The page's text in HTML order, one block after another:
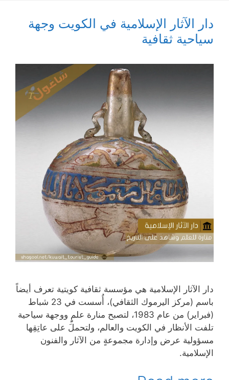
دار الآثار الإسلامية في الكويت وجهة
سياحية ثقافية
دار الآثار الإسلامية هي مؤسسة ثقافية كويتية تعرف أيضاً
باسم (مركز اليرموك الثقافي)، أُسست في 23 شباط
(فبراير) من عام 1983، لتصبح منارة علمٍٍ ووجهة سياحية
تلفت الأنظار في الكويت والعالم، ولتحملَ على عاتِقِها
مسؤولية عرض وإدارة مجموعةٍ من الآثار والفنون
الإسلامية.